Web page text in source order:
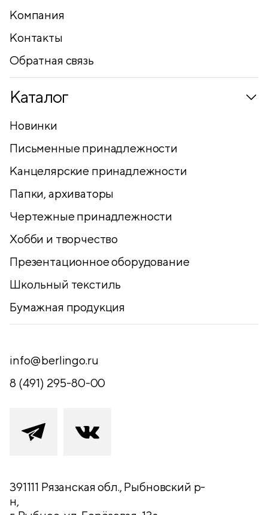
Компания
Контакты
Обратная связь
Каталог
Новинки
Письменные принадлежности
Канцелярские принадлежности
Папки, архиваторы
Чертежные принадлежности
Хобби и творчество
Презентационное оборудование
Школьный текстиль
Бумажная продукция
info@berlingo.ru
8 (491) 295-80-00
391111 Рязанская обл., Рыбновский р-
н,